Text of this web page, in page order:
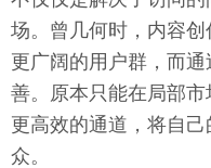
场。曾几何时，内容
更广阔的用户群，而
善。原本只能在局部
更高效的通道，将自
众。